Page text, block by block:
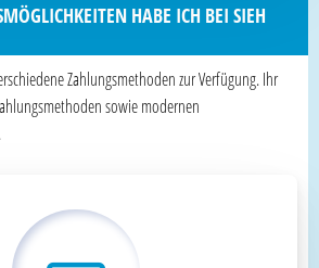
HABE ICH BEI SIEH
Zahlungsmethoden zur Verfügung. Ihr
sowie modernen